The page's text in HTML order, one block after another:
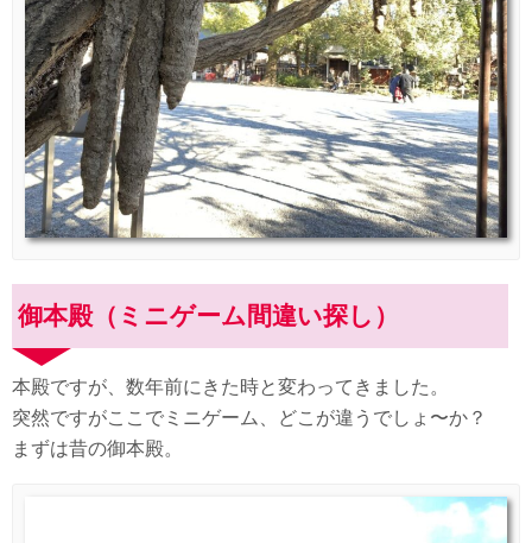
御本殿（ミニゲーム間違い探し）
本殿ですが、数年前にきた時と変わってきました。
突然ですがここでミニゲーム、どこが違うでしょ〜か？
まずは昔の御本殿。